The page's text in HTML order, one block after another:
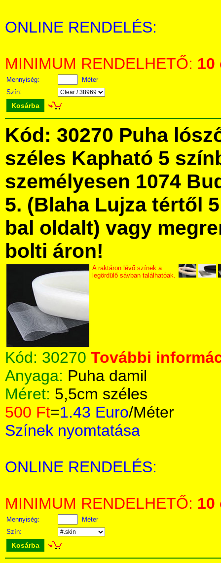
ONLINE RENDELÉS:
MINIMUM RENDELHETŐ: 10
Mennyiség:
Méter
Szín:
Kosárba
Kód: 30270 Puha
széles Kapható 5
személyesen 1074
5. (Blaha Lujza tértől
bal oldalt) vagy
bolti áron!
A raktáron lévő színek a
legördülő sávban találhatóak.
Kód: 30270 További
Anyaga: Puha damil
Méret: 5,5cm széles
500 Ft=1.43 Euro/Méter
Színek nyomtatása
ONLINE RENDELÉS:
MINIMUM RENDELHETŐ: 10
Mennyiség:
Méter
Szín:
Kosárba